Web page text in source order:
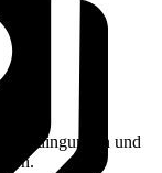
und